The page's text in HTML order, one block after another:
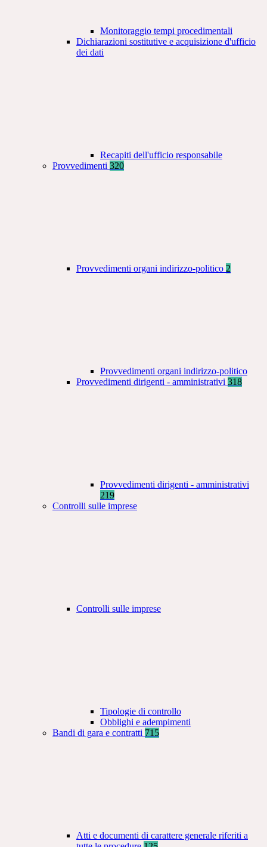
Monitoraggio tempi procedimentali
Dichiarazioni sostitutive e acquisizione d'ufficio
dei dati
Recapiti dell'ufficio responsabile
Provvedimenti 320
Provvedimenti organi indirizzo-politico 2
Provvedimenti organi indirizzo-politico
Provvedimenti dirigenti - amministrativi 318
Provvedimenti dirigenti - amministrativi
219
Controlli sulle imprese
Controlli sulle imprese
Tipologie di controllo
Obblighi e adempimenti
Bandi di gara e contratti 715
Atti e documenti di carattere generale riferiti a